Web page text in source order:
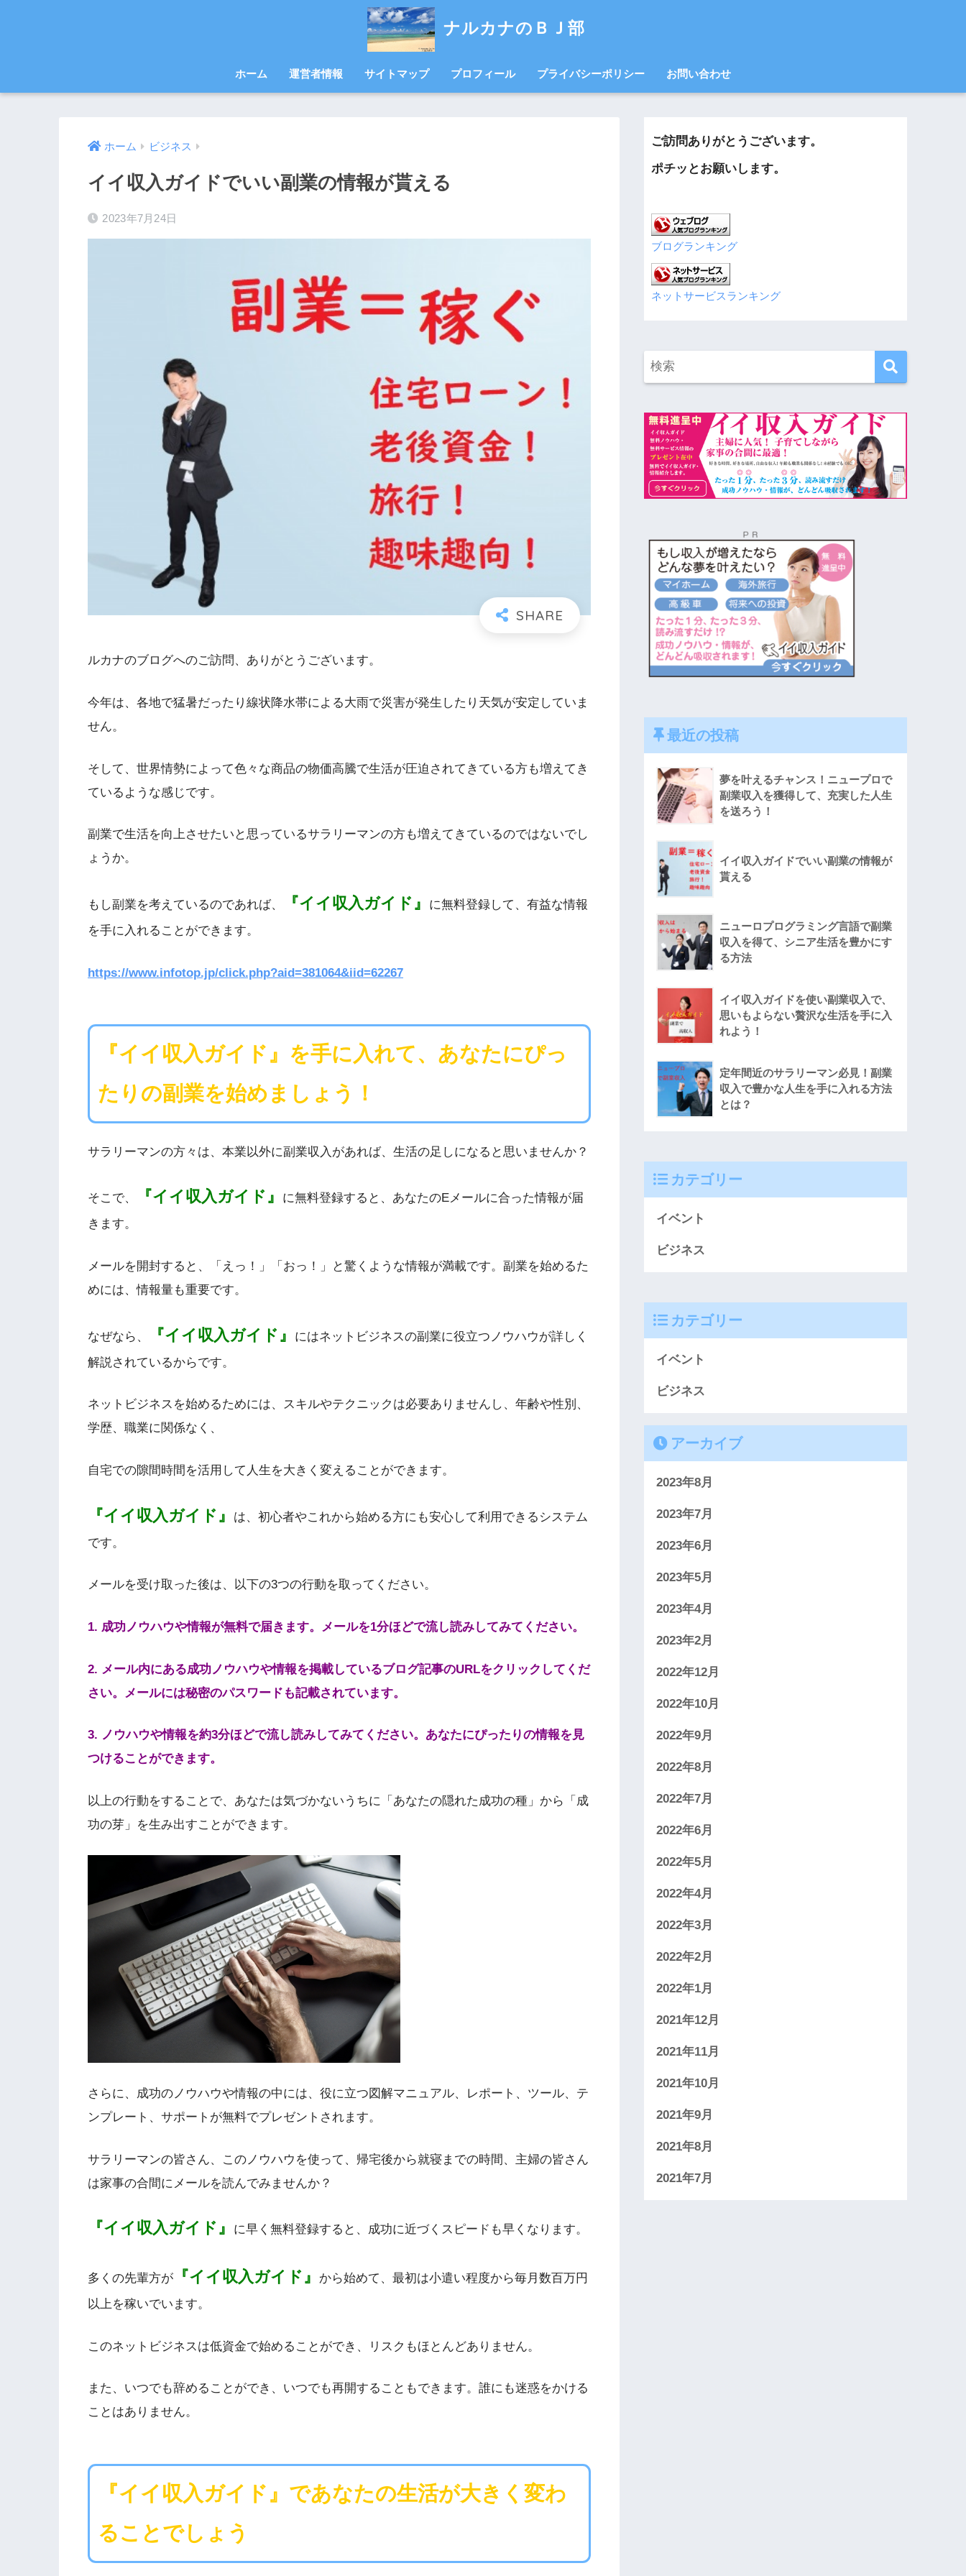
ナルカナのＢＪ部
ホーム 運営者情報 サイトマップ プロフィール プライバシーポリシー お問い合わせ
ホーム ビジネス
イイ収入ガイドでいい副業の情報が貰える
2023年7月24日
ルカナのブログへのご訪問、ありがとうございます。
今年は、各地で猛暑だったり線状降水帯による大雨で災害が発生したり天気が安定していま
せん。
そして、世界情勢によって色々な商品の物価高騰で生活が圧迫されてきている方も増えてき
ているような感じです。
副業で生活を向上させたいと思っているサラリーマンの方も増えてきているのではないでし
ょうか。
もし副業を考えているのであれば、 『イイ収入ガイド』
に無料登録して、有益な情報
を手に入れることができます。
https://www.infotop.jp/click.php?aid=381064&iid=62267
『イイ収入ガイド』を手に入れて、あなたにぴっ
たりの副業を始めましょう！
サラリーマンの方々は、本業以外に副業収入があれば、生活の足しになると思いませんか？
そこで、 『イイ収入ガイド』
に無料登録すると、あなたのEメールに合った情報が届
きます。
メールを開封すると、「えっ！」「おっ！」と驚くような情報が満載です。副業を始めるた
めには、情報量も重要です。
なぜなら、 『イイ収入ガイド』
にはネットビジネスの副業に役立つノウハウが詳しく
解説されているからです。
ネットビジネスを始めるためには、スキルやテクニックは必要ありませんし、年齢や性別、
学歴、職業に関係なく、
自宅での隙間時間を活用して人生を大きく変えることができます。
『イイ収入ガイド』
は、初心者やこれから始める方にも安心して利用できるシステム
です。
メールを受け取った後は、以下の3つの行動を取ってください。
1. 成功ノウハウや情報が無料で届きます。メールを1分ほどで流し読みしてみてください。
2. メール内にある成功ノウハウや情報を掲載しているブログ記事のURLをクリックしてくだ
さい。メールには秘密のパスワードも記載されています。
3. ノウハウや情報を約3分ほどで流し読みしてみてください。あなたにぴったりの情報を見
つけることができます。
以上の行動をすることで、あなたは気づかないうちに「あなたの隠れた成功の種」から「成
功の芽」を生み出すことができます。
さらに、成功のノウハウや情報の中には、役に立つ図解マニュアル、レポート、ツール、テ
ンプレート、サポートが無料でプレゼントされます。
サラリーマンの皆さん、このノウハウを使って、帰宅後から就寝までの時間、主婦の皆さん
は家事の合間にメールを読んでみませんか？
『イイ収入ガイド』 に早く無料登録すると、成功に近づくスピードも早くなります。
多くの先輩方が 『イイ収入ガイド』
から始めて、最初は小遣い程度から毎月数百万円
以上を稼いでいます。
このネットビジネスは低資金で始めることができ、リスクもほとんどありません。
また、いつでも辞めることができ、いつでも再開することもできます。誰にも迷惑をかける
ことはありません。
『イイ収入ガイド』であなたの生活が大きく変わ
ることでしょう
ご訪問ありがとうございます。
ポチッとお願いします。
ブログランキング
ネットサービスランキング
最近の投稿
夢を叶えるチャンス！ニュープロで
副業収入を獲得して、充実した人生
を送ろう！
イイ収入ガイドでいい副業の情報が
貰える
ニューロプログラミング言語で副業
収入を得て、シニア生活を豊かにす
る方法
イイ収入ガイドを使い副業収入で、
思いもよらない贅沢な生活を手に入
れよう！
定年間近のサラリーマン必見！副業
収入で豊かな人生を手に入れる方法
とは？
カテゴリー
イベント
ビジネス
カテゴリー
イベント
ビジネス
アーカイブ
2023年8月
2023年7月
2023年6月
2023年5月
2023年4月
2023年2月
2022年12月
2022年10月
2022年9月
2022年8月
2022年7月
2022年6月
2022年5月
2022年4月
2022年3月
2022年2月
2022年1月
2021年12月
2021年11月
2021年10月
2021年9月
2021年8月
2021年7月